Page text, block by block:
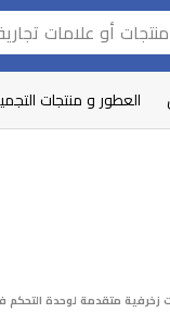
العطور و منتجات
زخرفية متقدمة لوحدة التحكم